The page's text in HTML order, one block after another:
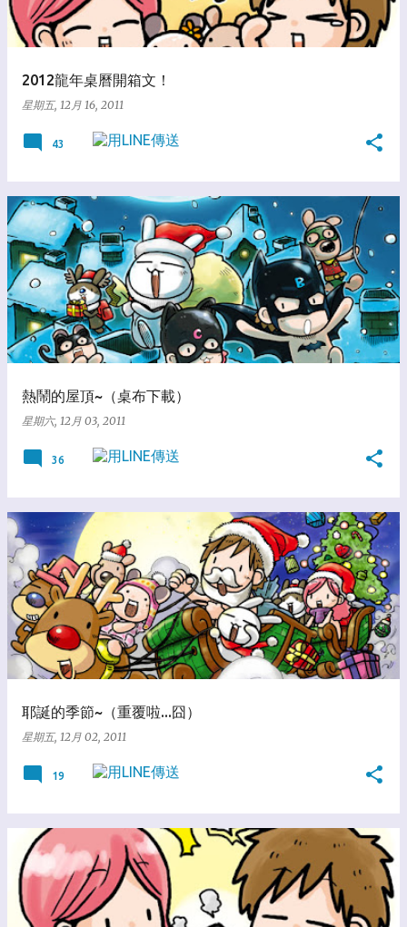
2012龍年桌曆開箱文！
星期五, 12月 16, 2011
43
熱鬧的屋頂~（桌布下載）
星期六, 12月 03, 2011
36
耶誕的季節~（重覆啦...囧）
星期五, 12月 02, 2011
19